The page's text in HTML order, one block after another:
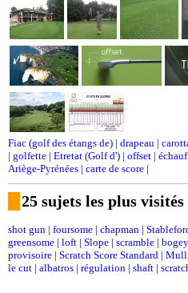
Fiac (golf des étangs de) | drapeau |
| golfette | Etretat (Golf d') | offset |
Ariège-Pyrénées | carte de score |
25 sujets les plus visités
shot gun | foursome | chapman |
greensome | loft | Slope | scramble | bogey
provisoire | Scratch Score Standard |
le cut | albatros | régulation | shaft |